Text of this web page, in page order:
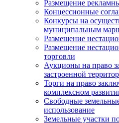
Размещение
Концессионные
Конкурсы на
муниципальным
Размещение
Размещение
торговли
Аукционы на право
застроенной
Торги на право
комплексном
Свободные
использование
Земельные участки